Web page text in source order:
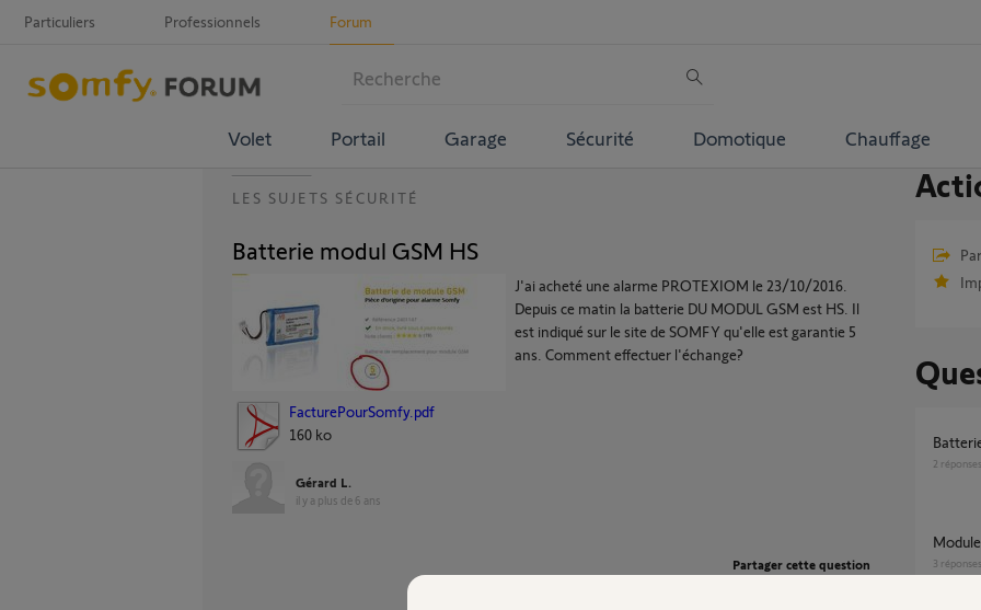
Particuliers Professionnels Forum
Volet Portail Garage Sécurité Domotique Chauffage
LES SUJETS SÉCURITÉ
Batterie modul GSM HS
J'ai acheté une alarme PROTEXIOM le 23/10/2016.
Depuis ce matin la batterie DU MODUL GSM est HS. Il
est indiqué sur le site de SOMFY qu'elle est garantie 5
ans. Comment effectuer l'échange?
FacturePourSomfy.pdf
160 ko
Gérard L.
il y a plus de 6 ans
Partager cette question
2 réponses
3 réponses